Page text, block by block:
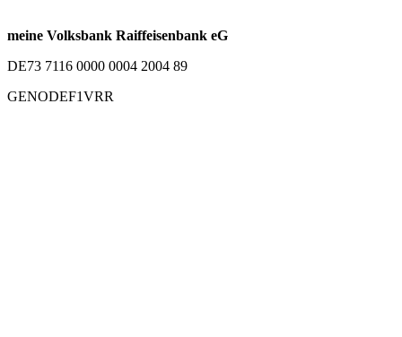
meine Volksbank Raiffeisenbank eG
DE73 7116 0000 0004 2004 89
GENODEF1VRR